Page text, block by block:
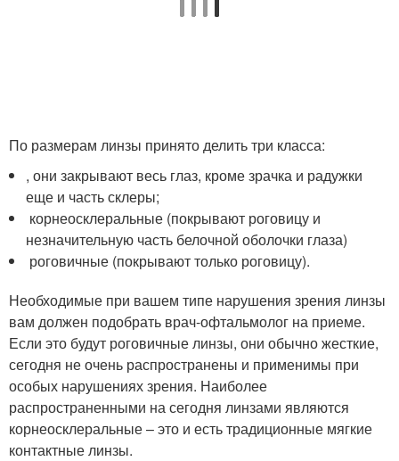
По размерам линзы принято делить три класса:
, они закрывают весь глаз, кроме зрачка и радужки
еще и часть склеры;
корнеосклеральные (покрывают роговицу и
незначительную часть белочной оболочки глаза)
роговичные (покрывают только роговицу).
Необходимые при вашем типе нарушения зрения линзы
вам должен подобрать врач-офтальмолог на приеме.
Если это будут роговичные линзы, они обычно жесткие,
сегодня не очень распространены и применимы при
особых нарушениях зрения. Наиболее
распространенными на сегодня линзами являются
корнеосклеральные – это и есть традиционные мягкие
контактные линзы.